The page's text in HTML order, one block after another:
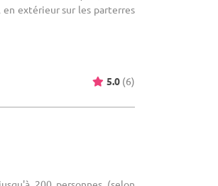
extérieur sur les parterres
5.0 (6)